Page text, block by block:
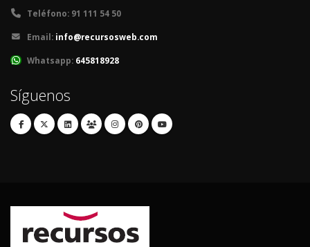
Teléfono: 91 111 54 50
Email: info@recursosweb.com
Whatsapp: 645818928
Síguenos